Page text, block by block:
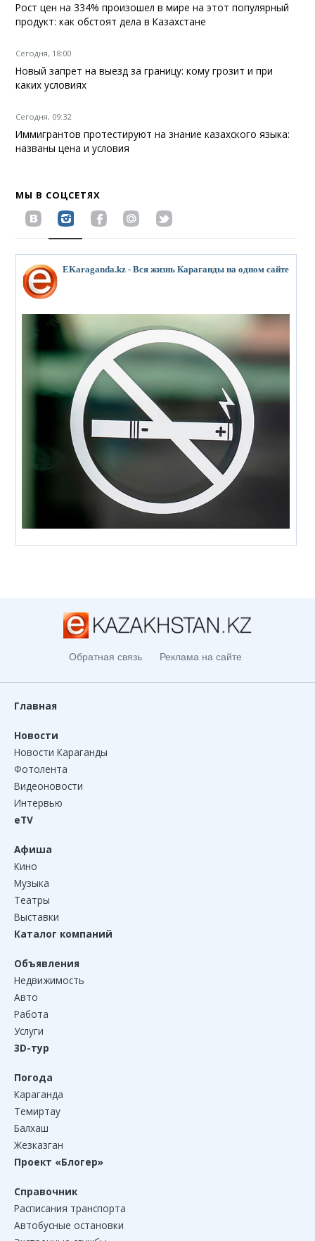
Рост цен на 334% произошел в мире на этот популярный
продукт: как обстоят дела в Казахстане
Сегодня, 18:00
Новый запрет на выезд за границу: кому грозит и при
каких условиях
Сегодня, 09:32
Иммигрантов протестируют на знание казахского языка:
названы цена и условия
МЫ В СОЦСЕТЯХ
EKaraganda.kz - Вся жизнь Караганды на одном сайте
Обратная связь Реклама на сайте
Главная
Новости
Новости Караганды
Фотолента
Видеоновости
Интервью
eTV
Афиша
Кино
Музыка
Театры
Выставки
Каталог компаний
Объявления
Недвижимость
Авто
Работа
Услуги
3D-тур
Погода
Караганда
Темиртау
Балхаш
Жезказган
Проект «Блогер»
Справочник
Расписания транспорта
Автобусные остановки